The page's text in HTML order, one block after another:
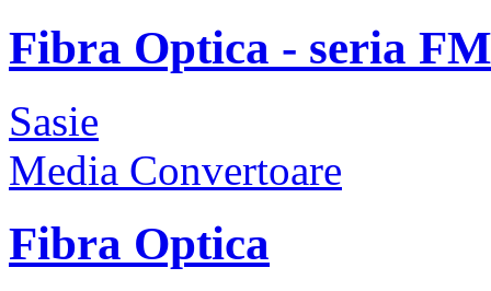
Fibra Optica - seria
Sasie
Media Convertoare
Fibra Optica